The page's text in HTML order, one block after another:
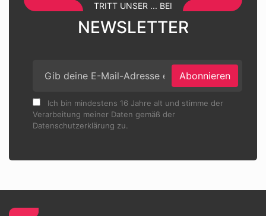
TRITT UNSER ... BEI
NEWSLETTER
Abonnieren
Ich bin mindestens 16 Jahre alt und stimme der
Verarbeitung meiner Daten gemäß der
Datenschutzerklärung zu.